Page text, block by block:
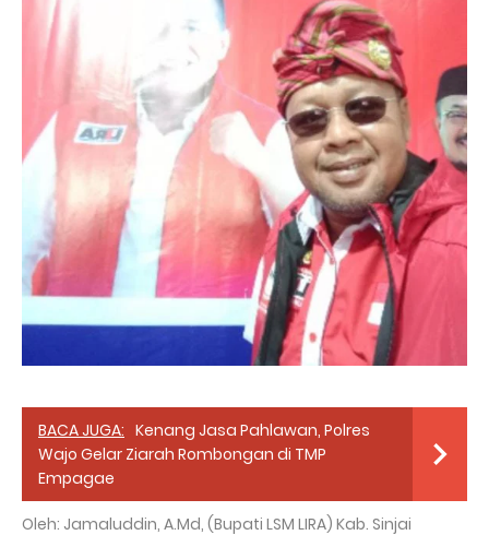
BACA JUGA: Kenang Jasa Pahlawan, Polres
Wajo Gelar Ziarah Rombongan di TMP
Empagae
Oleh: Jamaluddin, A.Md, (Bupati LSM LIRA) Kab. Sinjai